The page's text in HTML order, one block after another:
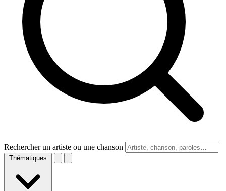
Rechercher un artiste ou une chanson
Thématiques